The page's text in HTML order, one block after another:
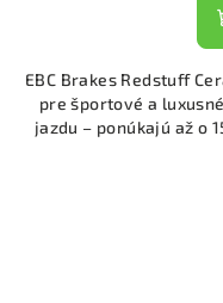
EBC Brakes Redstuff
pre športové a
jazdu – ponúkajú až o